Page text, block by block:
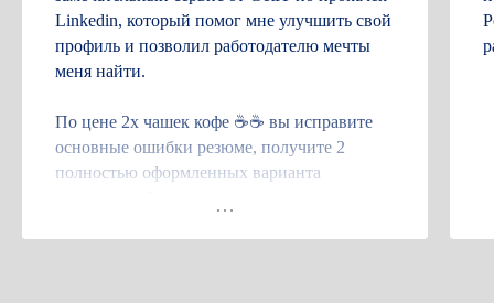
Linkedin, который помог мне улучшить свой
профиль и позволил работодателю мечты
меня найти.
По цене 2х чашек кофе ☕️☕️ вы исправите
основные ошибки резюме, получите 2
полностью оформленных варианта